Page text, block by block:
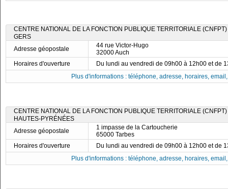
CENTRE NATIONAL DE LA FONCTION PUBLIQUE TERRITORIALE
GERS
Adresse géopostale
44 rue Victor-Hugo
32000 Auch
Horaires d'ouverture
Du lundi au vendredi de 09h00 à 12h00 et de
Plus d'informations : téléphone, adresse, horaires,
CENTRE NATIONAL DE LA FONCTION PUBLIQUE TERRITORIALE
HAUTES-PYRÉNÉES
Adresse géopostale
1 impasse de la Cartoucherie
65000 Tarbes
Horaires d'ouverture
Du lundi au vendredi de 09h00 à 12h00 et de
Plus d'informations : téléphone, adresse, horaires,